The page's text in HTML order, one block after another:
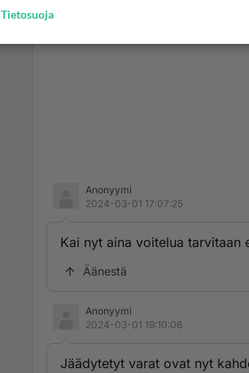
Anonyymi
2024-03-01 17:07:25
Kai nyt aina voitelua tarvitaan
Äänestä
Anonyymi
2024-03-01 19:10:06
Jäädytetyt varat ovat nyt
Tietosuoja